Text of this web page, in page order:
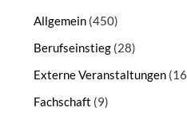
Allgemein (450)
Berufseinstieg (28)
Externe Veranstaltungen
Fachschaft (9)